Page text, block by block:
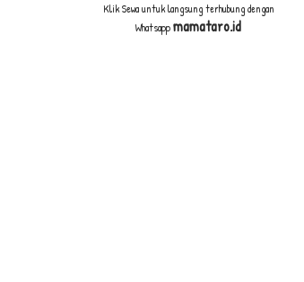
Klik Sewa untuk langsung terhubung dengan
Whatsappmamataro.id